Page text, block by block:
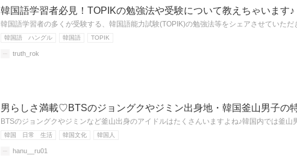
韓国語学習者必見！TOPIKの勉強法や受験について教えちゃいます♪
韓国語学習者の多くが受験する、韓国語能力試験(TOPIK)の勉強法等をシェアさせていた
韓国語 ハングル 韓国語 TOPIK
truth_rok
男らしさ満載♡BTSのジョングクやジミン出身地・韓国釜山男子の
BTSのジョングクやジミンなど釜山出身のアイドルはたくさんいますよね♪韓国内では釜
韓国 日常 生活 韓国文化 韓国人
hanu__ru01